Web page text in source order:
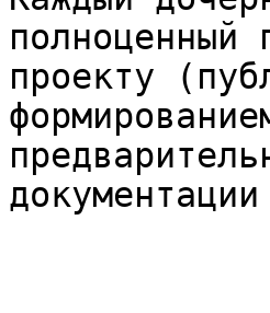
полноценный
проекту